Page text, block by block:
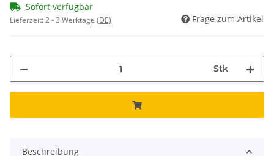
Sofort verfügbar
Lieferzeit:2 - 3 Werktage (DE) Frage zum Artikel
Stk
Beschreibung